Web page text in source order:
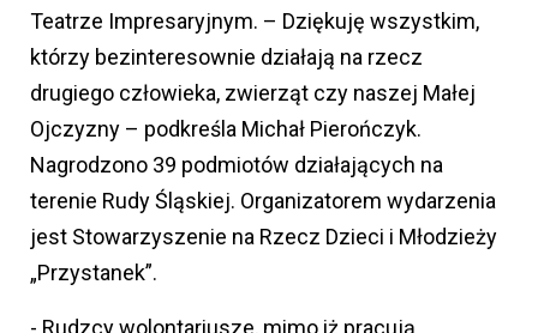
Teatrze Impresaryjnym. – Dziękuję wszystkim,
którzy bezinteresownie działają na rzecz
drugiego człowieka, zwierząt czy naszej Małej
Ojczyzny – podkreśla Michał Pierończyk.
Nagrodzono 39 podmiotów działających na
terenie Rudy Śląskiej. Organizatorem wydarzenia
jest Stowarzyszenie na Rzecz Dzieci i Młodzieży
„Przystanek”.